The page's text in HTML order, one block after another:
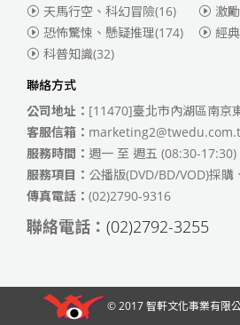
天馬行空、科幻冒險(16) 激
恐怖驚悚、懸疑推理(174) 經
科普知識(32)
聯絡方式
公司地址： [11470]臺北市內湖區南京
客服信箱：
服務時間： 週一 至 週五 (08:30-17:30)
服務項目： 公播版(DVD/BD/VOD)採購
傳真電話： (02)2790-9316
聯絡電話： (02)2792-3255
© 2017智軒文化事業有限